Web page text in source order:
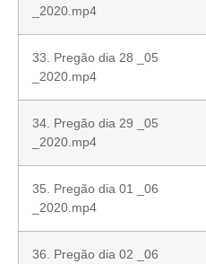
_2020.mp4
33. Pregão dia 28 _05
_2020.mp4
34. Pregão dia 29 _05
_2020.mp4
35. Pregão dia 01 _06
_2020.mp4
36. Pregão dia 02 _06